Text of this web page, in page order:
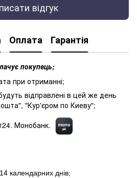
відгук
Оплата Гарантія
покупець;
при отриманні;
відправлені в цей же день
"Кур'єром по Киеву";
Монобанк.
календарних днів;